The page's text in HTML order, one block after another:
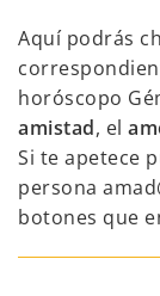
Aquí podrás
horóscopo
amistad, el
Si te apetece
persona
botones que